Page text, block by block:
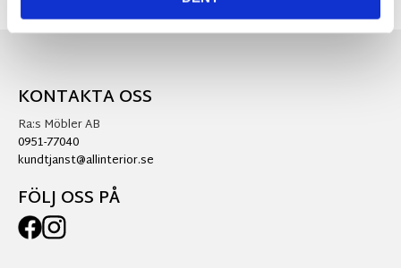
KONTAKTA OSS
Ra:s Möbler AB
0951-77040
kundtjanst@allinterior.se
FÖLJ OSS PÅ